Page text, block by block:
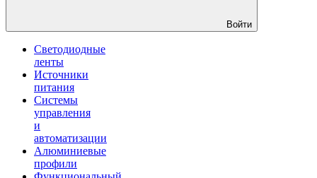
Войти
Светодиодные
ленты
Источники
питания
Системы
управления
и
автоматизации
Алюминиевые
профили